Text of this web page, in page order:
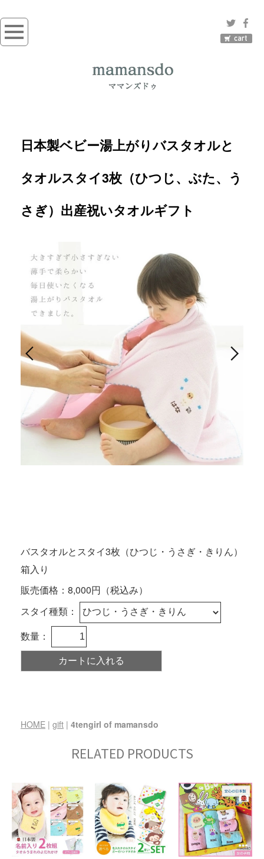
日本製ベビー湯上がりバスタオルと
タオルスタイ3枚（ひつじ、ぶた、う
さぎ）出産祝いタオルギフト
バスタオルとスタイ3枚（ひつじ・うさぎ・きりん）
箱入り
販売価格：8,000円（税込み）
スタイ種類：
数量：
HOME | gift | 4tengirl of mamansdo
RELATED PRODUCTS